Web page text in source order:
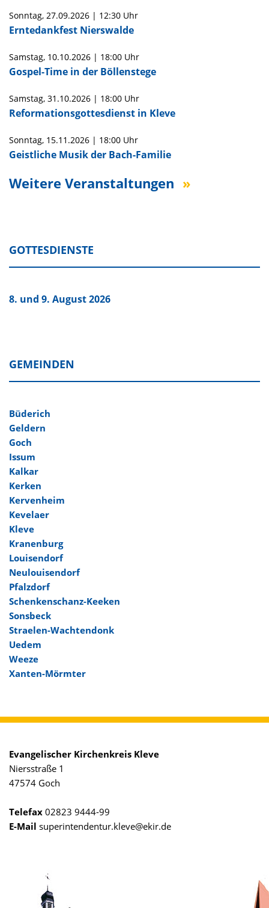
Sonntag, 27.09.2026 | 12:30 Uhr
Erntedankfest Nierswalde
Samstag, 10.10.2026 | 18:00 Uhr
Gospel-Time in der Böllenstege
Samstag, 31.10.2026 | 18:00 Uhr
Reformationsgottesdienst in Kleve
Sonntag, 15.11.2026 | 18:00 Uhr
Geistliche Musik der Bach-Familie
Weitere Veranstaltungen
GOTTESDIENSTE
8. und 9. August 2026
GEMEINDEN
Büderich
Geldern
Goch
Issum
Kalkar
Kerken
Kervenheim
Kevelaer
Kleve
Kranenburg
Louisendorf
Neulouisendorf
Pfalzdorf
Schenkenschanz-Keeken
Sonsbeck
Straelen-Wachtendonk
Uedem
Weeze
Xanten-Mörmter
Evangelischer Kirchenkreis Kleve
Niersstraße 1
47574 Goch
Telefax 02823 9444-99
E-Mail superintendentur.kleve@ekir.de